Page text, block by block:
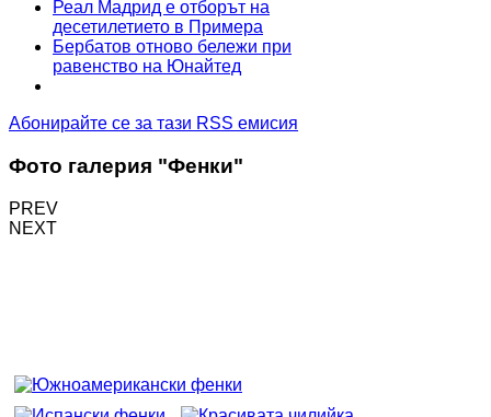
Реал Мадрид е отборът на
десетилетието в Примера
Бербатов отново бележи при
равенство на Юнайтед
Абонирайте се за тази RSS емисия
Фото галерия "Фенки"
PREV
NEXT